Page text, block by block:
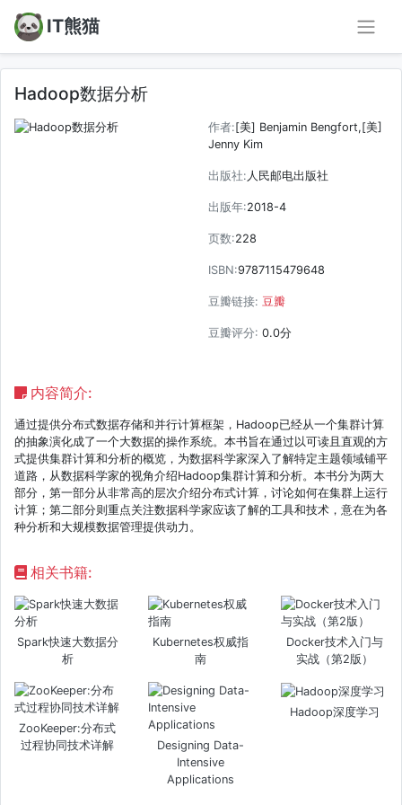
IT熊猫
Hadoop数据分析
作者:[美] Benjamin Bengfort,[美]
Jenny Kim
出版社: 人民邮电出版社
出版年:2018-4
页数:228
ISBN:9787115479648
豆瓣链接: 豆瓣
豆瓣评分: 0.0分
内容简介:
通过提供分布式数据存储和并行计算框架，Hadoop已经从一个集群计算
的抽象演化成了一个大数据的操作系统。本书旨在通过以可读且直观的方
式提供集群计算和分析的概览，为数据科学家深入了解特定主题领域铺平
道路，从数据科学家的视角介绍Hadoop集群计算和分析。本书分为两大
部分，第一部分从非常高的层次介绍分布式计算，讨论如何在集群上运行
计算；第二部分则重点关注数据科学家应该了解的工具和技术，意在为各
种分析和大规模数据管理提供动力。
相关书籍:
Spark快速大数据分
析
Kubernetes权威指
南
Docker技术入门与
实战（第2版）
ZooKeeper:分布式
过程协同技术详解
Designing Data-
Intensive
Applications
Hadoop深度学习